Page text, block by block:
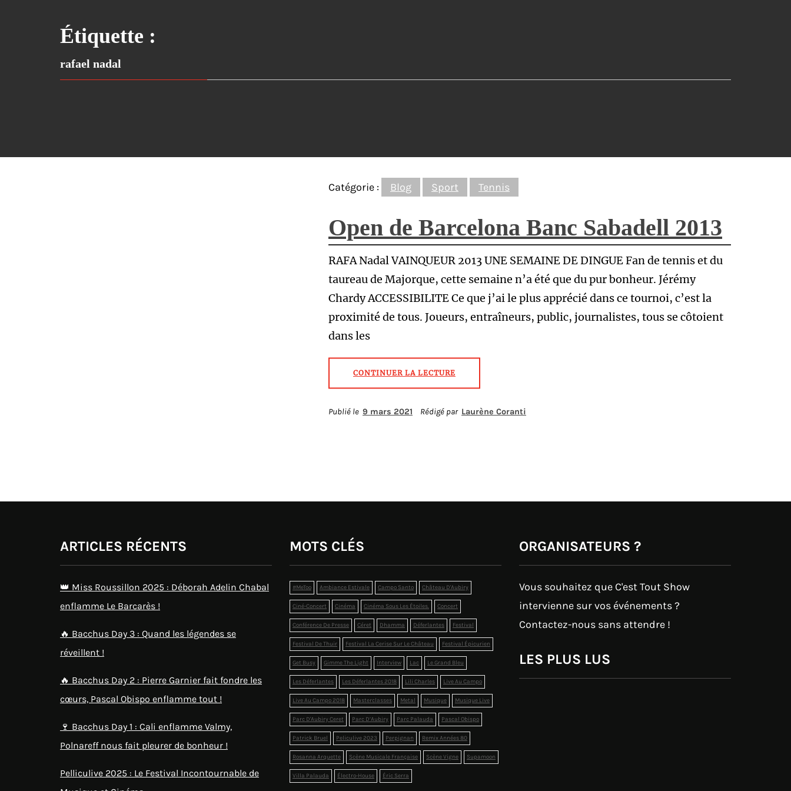
Étiquette :
rafael nadal
Catégorie : Blog Sport Tennis
Open de Barcelona Banc Sabadell 2013
RAFA Nadal VAINQUEUR 2013 UNE SEMAINE DE DINGUE Fan de tennis et du
taureau de Majorque, cette semaine n’a été que du pur bonheur. Jérémy
Chardy ACCESSIBILITE Ce que j’ai le plus apprécié dans ce tournoi, c’est la
proximité de tous. Joueurs, entraîneurs, public, journalistes, tous se côtoient
dans les
CONTINUER LA LECTURE
Publié le 9 mars 2021 Rédigé par Laurène Coranti
ARTICLES RÉCENTS
👑 Miss Roussillon 2025 : Déborah Adelin Chabal
enflamme Le Barcarès !
🔥 Bacchus Day 3 : Quand les légendes se
réveillent !
🔥 Bacchus Day 2 : Pierre Garnier fait fondre les
cœurs, Pascal Obispo enflamme tout !
🍷 Bacchus Day 1 : Cali enflamme Valmy,
Polnareff nous fait pleurer de bonheur !
Pelliculive 2025 : Le Festival Incontournable de
MOTS CLÉS
#MeToo Ambiance Estivale Campo Santo Château D'Aubiry
Ciné-Concert Cinéma Cinéma Sous Les Étoiles. Concert
Conférence De Presse Céret Dhamma Déferlantes Festival
Festival De Thuir Festival La Cerise Sur Le Château Festival Épicurien
Get Busy Gimme The Light Interview Lac Le Grand Bleu
Les Déferlantes Les Déferlantes 2018 Lili Charles Live Au Campo
Live Au Campo 2018 Masterclasses Metal Musique Musique Live
Parc D'Aubiry Ceret Parc D’Aubiry Parc Palauda Pascal Obispo
Patrick Bruel Peliculive 2023 Perpignan Remix Années 80
Rosanna Arquette Scène Musicale Française Scène Vigne Supamoon
Villa Palauda Électro-House Éric Serra
ORGANISATEURS ?
Vous souhaitez que C'est Tout Show
intervienne sur vos événements ?
Contactez-nous sans attendre !
LES PLUS LUS